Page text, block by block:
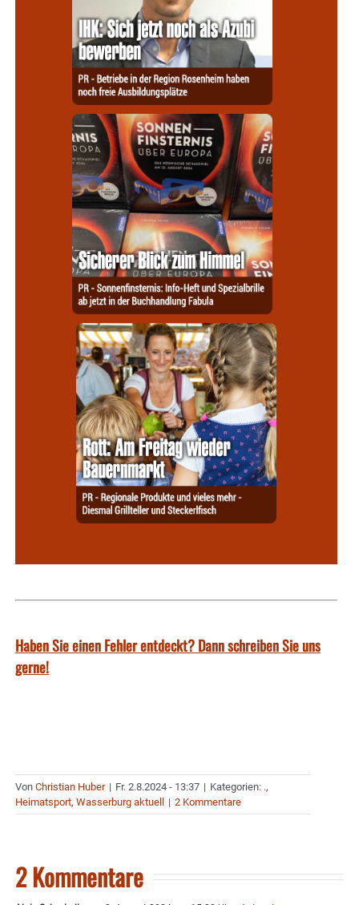
Haben Sie einen Fehler entdeckt? Dann schreiben Sie uns
gerne!
Von Christian Huber | Fr. 2.8.2024 - 13:37 | Kategorien: .,
Heimatsport, Wasserburg aktuell | 2 Kommentare
2 Kommentare